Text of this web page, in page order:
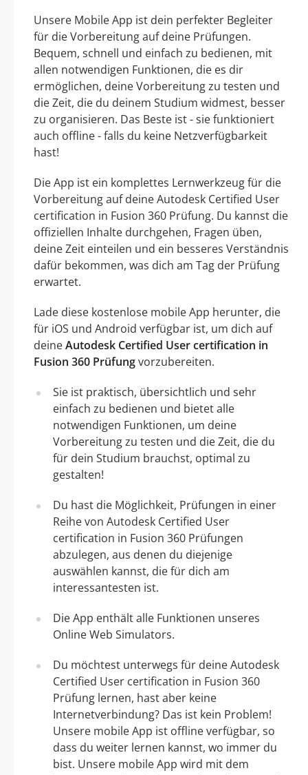
Unsere Mobile App ist dein perfekter Begleiter
für die Vorbereitung auf deine Prüfungen.
Bequem, schnell und einfach zu bedienen, mit
allen notwendigen Funktionen, die es dir
ermöglichen, deine Vorbereitung zu testen und
die Zeit, die du deinem Studium widmest, besser
zu organisieren. Das Beste ist - sie funktioniert
auch offline - falls du keine Netzverfügbarkeit
hast!
Die App ist ein komplettes Lernwerkzeug für die
Vorbereitung auf deine Autodesk Certified User
certification in Fusion 360 Prüfung. Du kannst die
offiziellen Inhalte durchgehen, Fragen üben,
deine Zeit einteilen und ein besseres Verständnis
dafür bekommen, was dich am Tag der Prüfung
erwartet.
Lade diese kostenlose mobile App herunter, die
für iOS und Android verfügbar ist, um dich auf
deineAutodesk Certified User certification in
Fusion 360 Prüfungvorzubereiten.
Sie ist praktisch, übersichtlich und sehr
einfach zu bedienen und bietet alle
notwendigen Funktionen, um deine
Vorbereitung zu testen und die Zeit, die du
für dein Studium brauchst, optimal zu
gestalten!
Du hast die Möglichkeit, Prüfungen in einer
Reihe von Autodesk Certified User
certification in Fusion 360 Prüfungen
abzulegen, aus denen du diejenige
auswählen kannst, die für dich am
interessantesten ist.
Die App enthält alle Funktionen unseres
Online Web Simulators.
Du möchtest unterwegs für deine Autodesk
Certified User certification in Fusion 360
Prüfung lernen, hast aber keine
Internetverbindung? Das ist kein Problem!
Unsere mobile App ist offline verfügbar, so
dass du weiter lernen kannst, wo immer du
bist. Unsere mobile App wird mit dem